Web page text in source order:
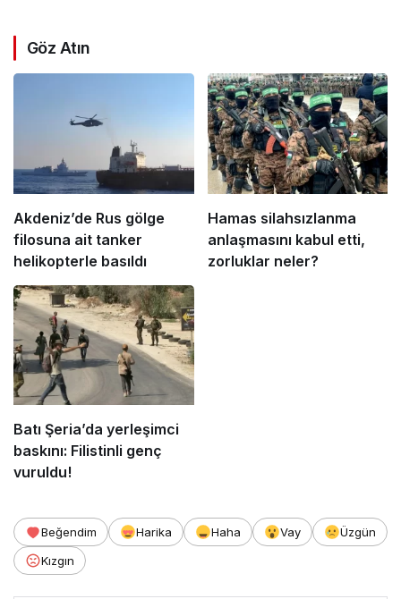
Göz Atın
Akdeniz’de Rus gölge
filosuna ait tanker
helikopterle basıldı
Hamas silahsızlanma
anlaşmasını kabul etti,
zorluklar neler?
Batı Şeria’da yerleşimci
baskını: Filistinli genç
vuruldu!
Beğendim Harika Haha Vay
Üzgün
Kızgın